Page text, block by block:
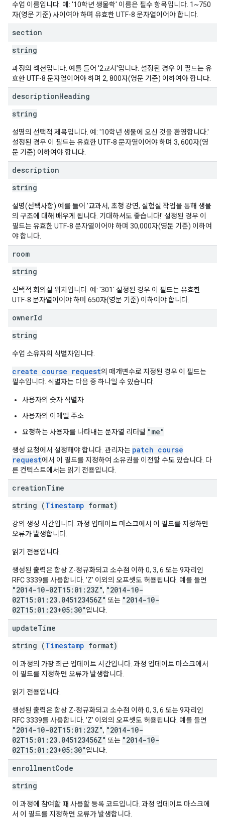
수업 이름입니다. 예: '10학년 생물학' 이름은 필수 항목입니다. 1~750
자(영문 기준) 사이여야 하며 유효한 UTF-8 문자열이어야 합니다.
section
string
과정의 섹션입니다. 예를 들어 '2교시'입니다. 설정된 경우 이 필드는 유
효한 UTF-8 문자열이어야 하며 2, 800자(영문 기준) 이하여야 합니다.
descriptionHeading
string
설명의 선택적 제목입니다. 예: '10학년 생물에 오신 것을 환영합니다.'
설정된 경우 이 필드는 유효한 UTF-8 문자열이어야 하며 3, 600자(영
문 기준) 이하여야 합니다.
description
string
설명(선택사항) 예를 들어 '교과서, 초청 강연, 실험실 작업을 통해 생물
의 구조에 대해 배우게 됩니다. 기대하셔도 좋습니다!' 설정된 경우 이
필드는 유효한 UTF-8 문자열이어야 하며 30,000자(영문 기준) 이하여
야 합니다.
room
string
선택적 회의실 위치입니다. 예: '301' 설정된 경우 이 필드는 유효한
UTF-8 문자열이어야 하며 650자(영문 기준) 이하여야 합니다.
ownerId
string
수업 소유자의 식별자입니다.
create course request의 매개변수로 지정된 경우 이 필드는
필수입니다. 식별자는 다음 중 하나일 수 있습니다.
사용자의 숫자 식별자
사용자의 이메일 주소
요청하는 사용자를 나타내는 문자열 리터럴 "me"
생성 요청에서 설정해야 합니다. 관리자는 patch course
request에서 이 필드를 지정하여 소유권을 이전할 수도 있습니다. 다
른 컨텍스트에서는 읽기 전용입니다.
creationTime
string (Timestamp format)
강의 생성 시간입니다. 과정 업데이트 마스크에서 이 필드를 지정하면
오류가 발생합니다.
읽기 전용입니다.
생성된 출력은 항상 Z-정규화되고 소수점 이하 0, 3, 6 또는 9자리인
RFC 3339를 사용합니다. 'Z' 이외의 오프셋도 허용됩니다. 예를 들면
"2014-10-02T15:01:23Z", "2014-10-
02T15:01:23.045123456Z" 또는 "2014-10-
02T15:01:23+05:30"입니다.
updateTime
string (Timestamp format)
이 과정의 가장 최근 업데이트 시간입니다. 과정 업데이트 마스크에서
이 필드를 지정하면 오류가 발생합니다.
읽기 전용입니다.
생성된 출력은 항상 Z-정규화되고 소수점 이하 0, 3, 6 또는 9자리인
RFC 3339를 사용합니다. 'Z' 이외의 오프셋도 허용됩니다. 예를 들면
"2014-10-02T15:01:23Z", "2014-10-
02T15:01:23.045123456Z" 또는 "2014-10-
02T15:01:23+05:30"입니다.
enrollmentCode
string
이 과정에 참여할 때 사용할 등록 코드입니다. 과정 업데이트 마스크에
서 이 필드를 지정하면 오류가 발생합니다.